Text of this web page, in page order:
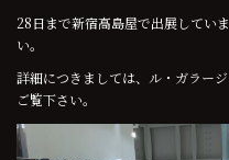
28日まで新宿高島屋で出展してい
い。
詳細につきましては、ル・ガラー
ご覧下さい。